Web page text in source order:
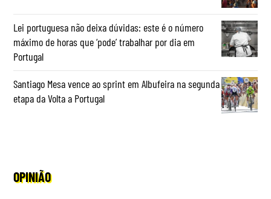
Lei portuguesa não deixa dúvidas: este é o número
máximo de horas que ‘pode’ trabalhar por dia em
Portugal
Santiago Mesa vence ao sprint em Albufeira na segunda
etapa da Volta a Portugal
OPINIÃO